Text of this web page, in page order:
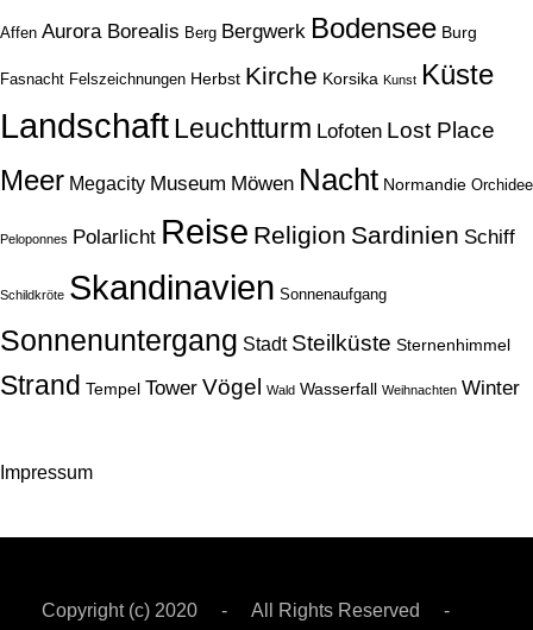
Affen Aurora Borealis Berg Bergwerk Bodensee Burg
Fasnacht Felszeichnungen Herbst Kirche Korsika Kunst Küste
LandschaftLeuchtturm Lofoten Lost Place
Meer Megacity Museum Möwen Nacht Normandie Orchidee
Peloponnes Polarlicht Reise Religion Sardinien Schiff
Schildkröte Skandinavien Sonnenaufgang
Sonnenuntergang Stadt Steilküste Sternenhimmel
Strand Tempel Tower Vögel Wald Wasserfall Weihnachten Winter
Impressum
Copyright (c) 2020 - All Rights Reserved -